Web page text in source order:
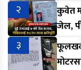
२
कुवेत
जेल,
३